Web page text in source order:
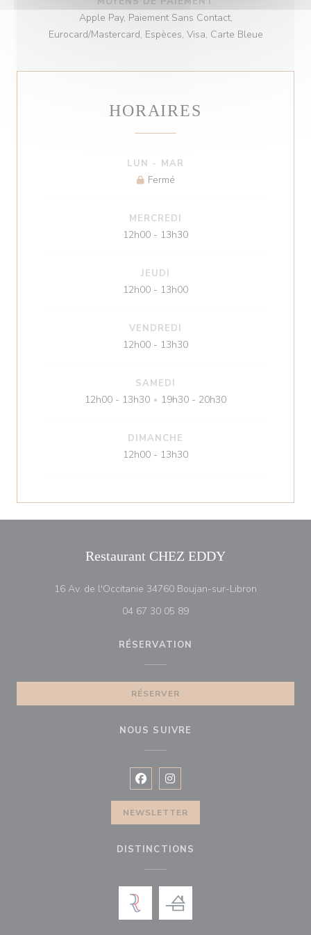
Apple Pay, Paiement Sans Contact,
Eurocard/Mastercard, Espèces, Visa, Carte Bleue
HORAIRES
LUN - MAR
Fermé
MERCREDI
12h00 - 13h30
JEUDI
12h00 - 13h00
VENDREDI
12h00 - 13h30
SAMEDI
12h00 - 13h30 • 19h30 - 20h30
DIMANCHE
12h00 - 13h30
Restaurant CHEZ EDDY
16 Av. de l'Occitanie 34760 Boujan-sur-Libron
04 67 30 05 89
RÉSERVATION
RÉSERVER
NOUS SUIVRE
Facebook ((ouvre une nouvelle
Instagram ((ouvre une
NEWSLETTER
DISTINCTIONS